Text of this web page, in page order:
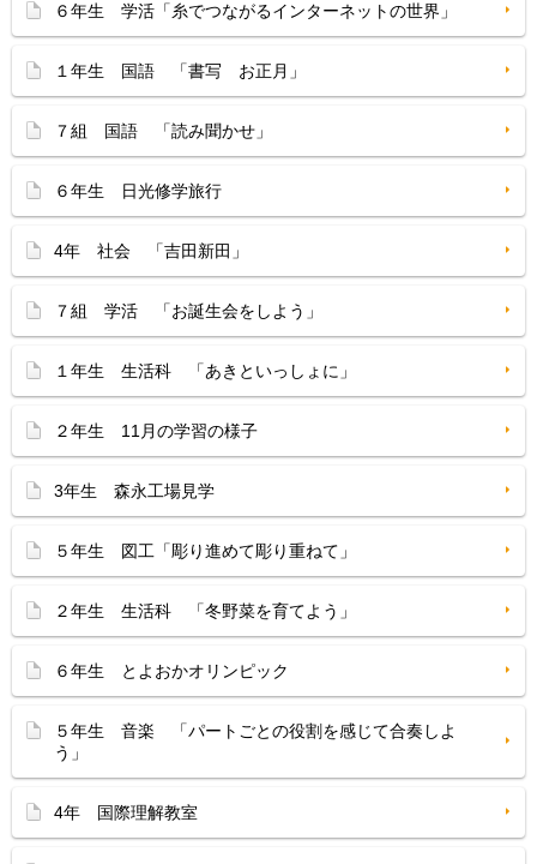
６年生 学活「糸でつながるインターネットの世界」
１年生 国語 「書写 お正月」
７組 国語 「読み聞かせ」
６年生 日光修学旅行
4年 社会 「吉田新田」
７組 学活 「お誕生会をしよう」
１年生 生活科 「あきといっしょに」
２年生 11月の学習の様子
3年生 森永工場見学
５年生 図工「彫り進めて彫り重ねて」
２年生 生活科 「冬野菜を育てよう」
６年生 とよおかオリンピック
５年生 音楽 「パートごとの役割を感じて合奏しよ
う」
4年 国際理解教室